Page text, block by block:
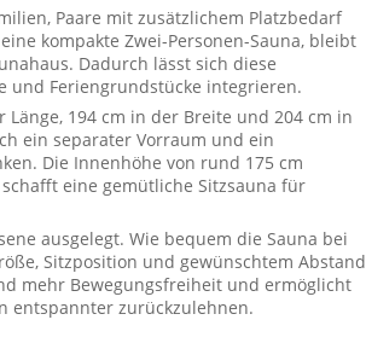
Paare mit zusätzlichem Platzbedarf
kompakte Zwei-Personen-Sauna, bleibt
Dadurch lässt sich diese
und Feriengrundstücke integrieren.
194 cm in der Breite und 204 cm in
ein separater Vorraum und ein
Die Innenhöhe von rund 175 cm
eine gemütliche Sitzsauna für
ausgelegt. Wie bequem die Sauna bei
Sitzposition und gewünschtem Abstand
mehr Bewegungsfreiheit und ermöglicht
entspannter zurückzulehnen.